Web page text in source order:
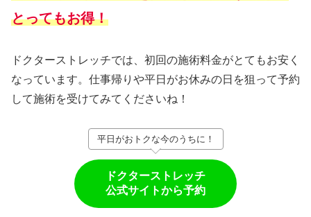
とってもお得！
ドクターストレッチでは、初回の施術料金がとてもお安く
なっています。仕事帰りや平日がお休みの日を狙って予約
して施術を受けてみてくださいね！
平日がおトクな今のうちに！
ドクターストレッチ
公式サイトから予約